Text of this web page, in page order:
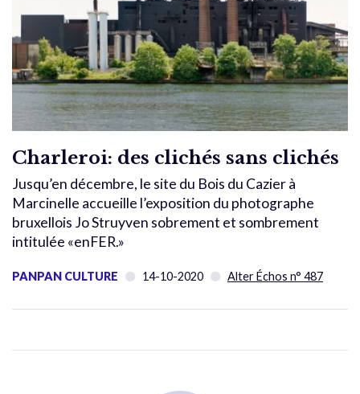
Charleroi: des clichés sans clichés
Jusqu’en décembre, le site du Bois du Cazier à
Marcinelle accueille l’exposition du photographe
bruxellois Jo Struyven sobrement et sombrement
intitulée «enFER.»
PANPAN CULTURE 14-10-2020 Alter Échos n° 487